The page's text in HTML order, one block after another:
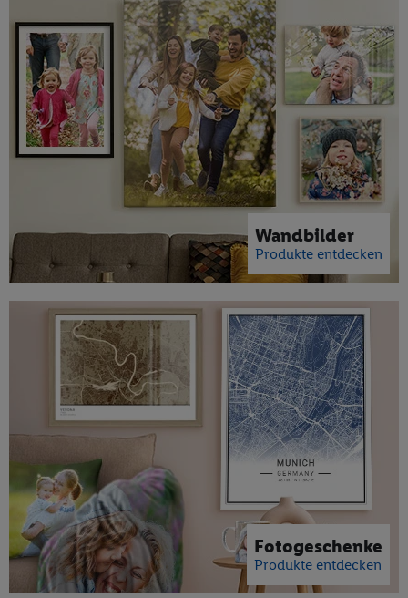
Wandbilder
Produkte entdecken
Fotogeschenke
Produkte entdecken